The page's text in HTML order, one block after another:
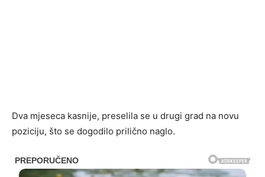
Dva mjeseca kasnije, preselila se u drugi grad na novu
poziciju, što se dogodilo prilično naglo.